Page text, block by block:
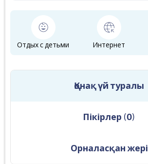
Отдых с детьми Интернет
Қонақ үй туралы
Пікірлер (0)
Орналасқан жері